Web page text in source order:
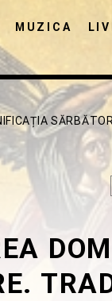
MUZICA